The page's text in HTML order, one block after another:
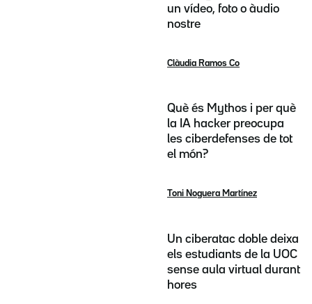
un vídeo, foto o àudio
nostre
Clàudia Ramos Co
Què és Mythos i per què
la IA hacker preocupa
les ciberdefenses de tot
el món?
Toni Noguera Martínez
Un ciberatac doble deixa
els estudiants de la UOC
sense aula virtual durant
hores